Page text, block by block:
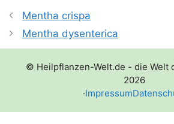
Mentha crispa
Mentha dysenterica
© Heilpflanzen-Welt.de - die Welt
2026
·Impressum